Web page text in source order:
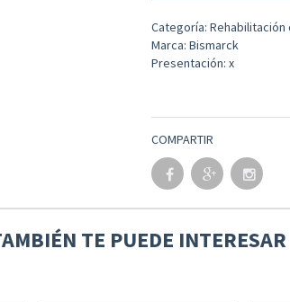
Categoría: Rehabilitación
Marca: Bismarck
Presentación: x
COMPARTIR
TE PUEDE INTERESAR